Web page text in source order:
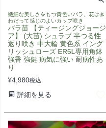
繊細な美しさをもつ黄色いバラ。花はき
わだって感じのよいカップ咲き
バラ苗 【ティージングジョージ
ア】 (大苗) シュラブ 半つる性
返り咲き 中大輪 黄色系 イング
リッシュローズ ER6L専用角鉢
強香 強健 病気に強い 耐病性あ
り
¥4,980税込
詳細を見る